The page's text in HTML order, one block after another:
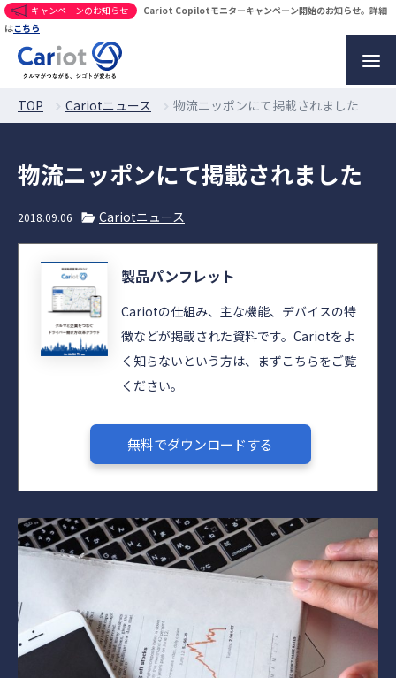
キャンペーンのお知らせ
Cariot Copilotモニターキャンペーン開始のお知らせ。詳細
はこちら
TOP Cariotニュース 物流ニッポンにて掲載されました
物流ニッポンにて掲載されました
2018.09.06 Cariotニュース
製品パンフレット
Cariotの仕組み、主な機能、デバイスの特
徴などが掲載された資料です。Cariotをよ
く知らないという方は、まずこちらをご覧
ください。
無料でダウンロードする